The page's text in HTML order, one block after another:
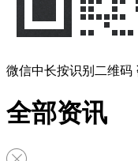
微信中长按识别二维码
全部资讯